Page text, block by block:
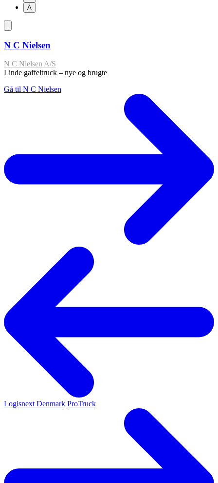
Å
N C Nielsen
N C Nielsen A/S
Linde gaffeltruck – nye og brugte
Gå til N C Nielsen
Logisnext Denmark ProTruck